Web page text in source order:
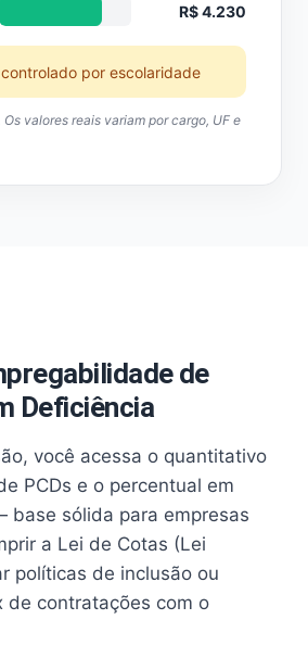
R$ 4.230
controlado por escolaridade
valores reais variam por cargo, UF e
de
Deficiência
você acessa o quantitativo
PCDs e o percentual em
base sólida para empresas
a Lei de Cotas (Lei
políticas de inclusão ou
de contratações com o